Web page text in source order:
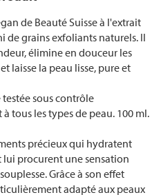
de Beauté Suisse à l'extrait
de grains exfoliants naturels. Il
élimine en douceur les
laisse la peau lisse, pure et
sous contrôle
tous les types de peau. 100 ml.
précieux qui hydratent
procurent une sensation
Grâce à son effet
adapté aux peaux